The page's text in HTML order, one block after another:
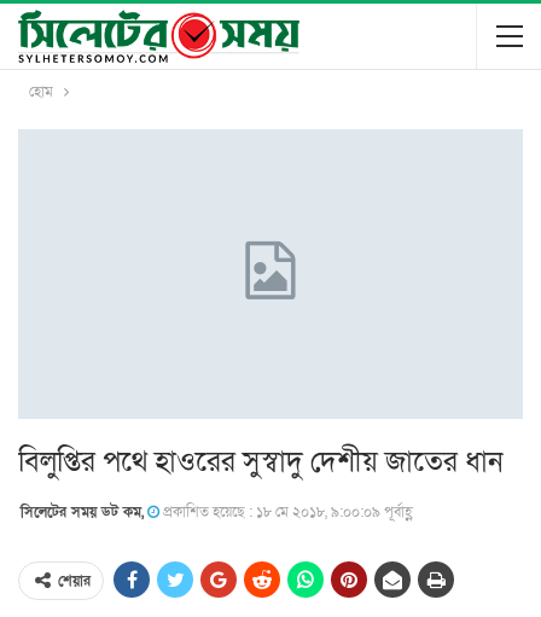
হোম
বিলুপ্তির পথে হাওরের সুস্বাদু দেশীয় জাতের ধান
সিলেটের সময় ডট কম, প্রকাশিত হয়েছে : ১৮ মে ২০১৮, ৯:০০:০৯ পূর্বাহ্ণ
শেয়ার